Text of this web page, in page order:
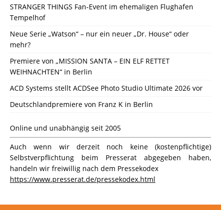
STRANGER THINGS Fan-Event im ehemaligen Flughafen
Tempelhof
Neue Serie „Watson“ – nur ein neuer „Dr. House“ oder
mehr?
Premiere von „MISSION SANTA – EIN ELF RETTET
WEIHNACHTEN“ in Berlin
ACD Systems stellt ACDSee Photo Studio Ultimate 2026 vor
Deutschlandpremiere von Franz K in Berlin
Online und unabhängig seit 2005
Auch wenn wir derzeit noch keine (kostenpflichtige)
Selbstverpflichtung beim Presserat abgegeben haben,
handeln wir freiwillig nach dem Pressekodex
https://www.presserat.de/pressekodex.html